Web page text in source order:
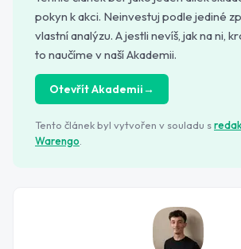
pokyn k akci. Neinvestuj podle jediné
vlastní analýzu. A jestli nevíš, jak na ni,
to naučíme v naší Akademii.
Otevřít Akademii→
Tento článek byl vytvořen v souladu s
Warengo